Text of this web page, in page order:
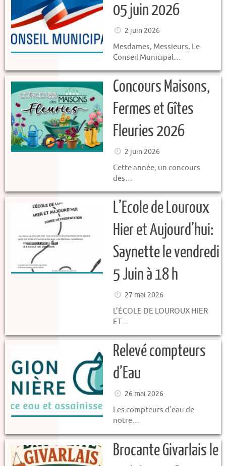
05 juin 2026
2 juin 2026
Mesdames, Messieurs, Le
Conseil Municipal…
Concours Maisons,
Fermes et Gîtes
Fleuries 2026
2 juin 2026
Cette année, un concours
des…
L’Ecole de Louroux
Hier et Aujourd’hui:
Saynette le vendredi
5 Juin à 18 h
27 mai 2026
L’ÉCOLE DE LOUROUX HIER
ET…
Relevé compteurs
d’Eau
26 mai 2026
Les compteurs d’eau de
notre…
Brocante Givarlais le